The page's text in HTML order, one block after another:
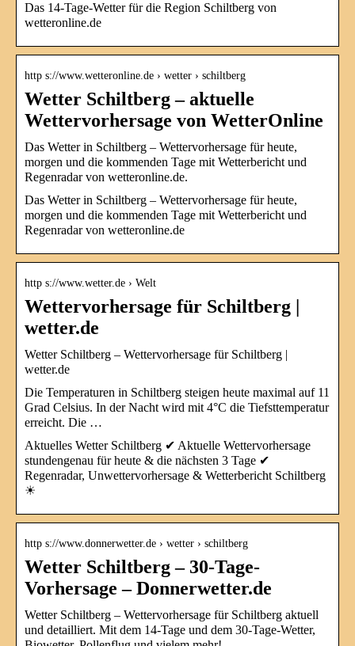
Das 14-Tage-Wetter für die Region Schiltberg von
wetteronline.de
http s://www.wetteronline.de › wetter › schiltberg
Wetter Schiltberg – aktuelle
Wettervorhersage von WetterOnline
Das Wetter in Schiltberg – Wettervorhersage für heute,
morgen und die kommenden Tage mit Wetterbericht und
Regenradar von wetteronline.de.
Das Wetter in Schiltberg – Wettervorhersage für heute,
morgen und die kommenden Tage mit Wetterbericht und
Regenradar von wetteronline.de
http s://www.wetter.de › Welt
Wettervorhersage für Schiltberg |
wetter.de
Wetter Schiltberg – Wettervorhersage für Schiltberg |
wetter.de
Die Temperaturen in Schiltberg steigen heute maximal auf 11
Grad Celsius. In der Nacht wird mit 4°C die Tiefsttemperatur
erreicht. Die …
Aktuelles Wetter Schiltberg ✔ Aktuelle Wettervorhersage
stundengenau für heute & die nächsten 3 Tage ✔
Regenradar, Unwettervorhersage & Wetterbericht Schiltberg
☀
http s://www.donnerwetter.de › wetter › schiltberg
Wetter Schiltberg – 30-Tage-
Vorhersage – Donnerwetter.de
Wetter Schiltberg – Wettervorhersage für Schiltberg aktuell
und detailliert. Mit dem 14-Tage und dem 30-Tage-Wetter,